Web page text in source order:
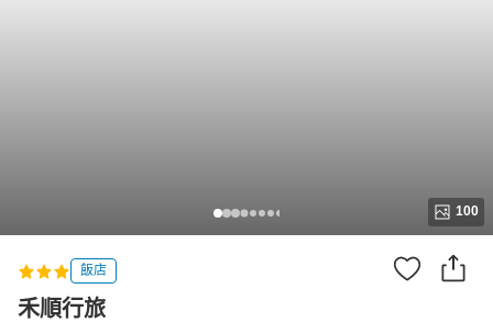
100
飯店
禾順行旅